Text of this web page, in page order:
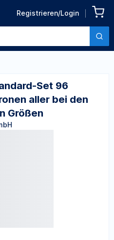
Registrieren/Login
Zurück zu den Produktdetails
Set 96
aller bei den
Größen